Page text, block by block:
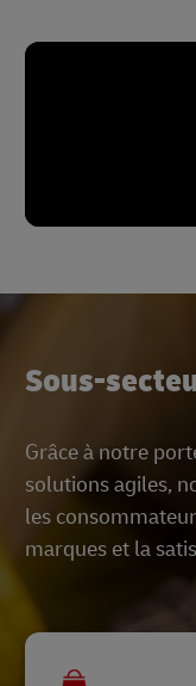
Sous-
Grâce à notre
solutions agiles,
les
marques et la